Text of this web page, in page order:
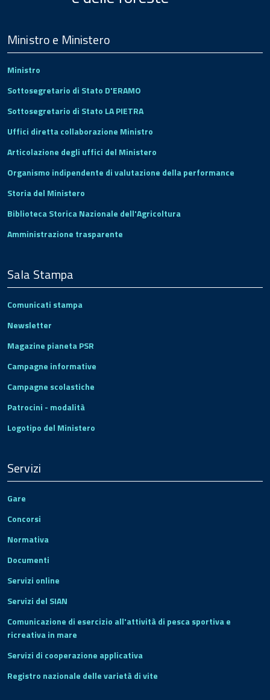
Footer
Ministro e Ministero
Ministro
Sottosegretario di Stato D'ERAMO
Sottosegretario di Stato LA PIETRA
Uffici diretta collaborazione Ministro
Articolazione degli uffici del Ministero
Organismo indipendente di valutazione della performance
Storia del Ministero
Biblioteca Storica Nazionale dell'Agricoltura
Amministrazione trasparente
Sala Stampa
Comunicati stampa
Newsletter
Magazine pianeta PSR
Campagne informative
Campagne scolastiche
Patrocini - modalità
Logotipo del Ministero
Servizi
Gare
Concorsi
Normativa
Documenti
Servizi online
Servizi del SIAN
Comunicazione di esercizio all'attività di pesca sportiva e
ricreativa in mare
Servizi di cooperazione applicativa
Registro nazionale delle varietà di vite